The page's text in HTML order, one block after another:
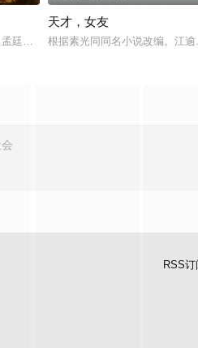
廷辉，大平王朝有史以来个以女子进士
天才，女友
根据素光同同名小说改编。江
RSS订